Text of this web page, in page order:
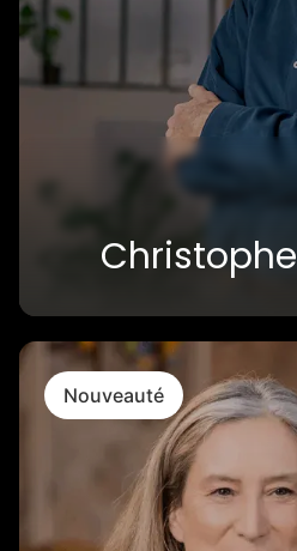
Christophe
Nouveauté